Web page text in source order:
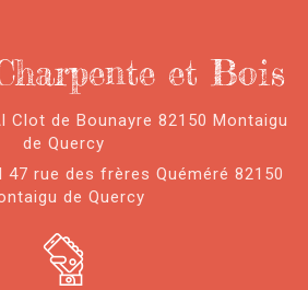
et Bois
Clot de Bounayre 82150 Montaigu
de Quercy
47 rue des frères Quéméré 82150
de Quercy